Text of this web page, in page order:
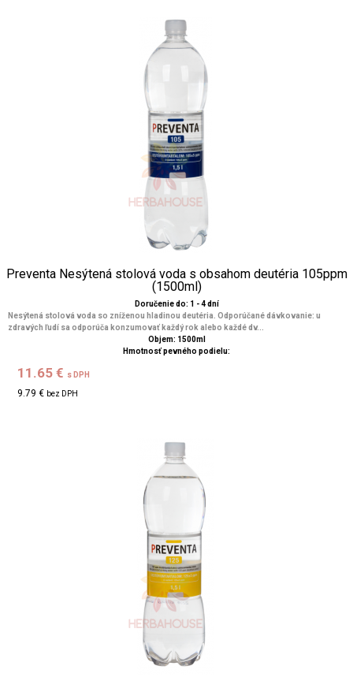
Preventa Nesýtená stolová voda s obsahom deutéria 105ppm
(1500ml)
Doručenie do: 1 - 4 dní
Nesýtená stolová voda so zníženou hladinou deutéria. Odporúčané dávkovanie: u
zdravých ľudí sa odporúča konzumovať každý rok alebo každé dv...
Objem: 1500ml
Hmotnosť pevného podielu:
11.65 € s DPH
9.79 € bez DPH